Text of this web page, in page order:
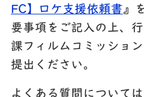
FC】ロケ支援依頼書』
要事項をご記入の上、
課フィルムコミッショ
提出ください。
よくある質問については